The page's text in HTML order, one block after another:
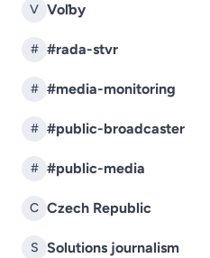
V Voľby
# #rada-stvr
# #media-monitoring
# #public-broadcaster
# #public-media
C Czech Republic
S Solutions journalism